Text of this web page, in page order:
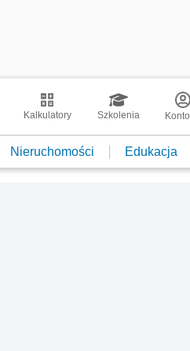
Kalkulatory Szkolenia Konto
Nieruchomości Edukacja